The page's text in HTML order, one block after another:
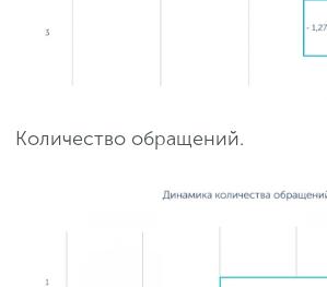
Количество обращений.